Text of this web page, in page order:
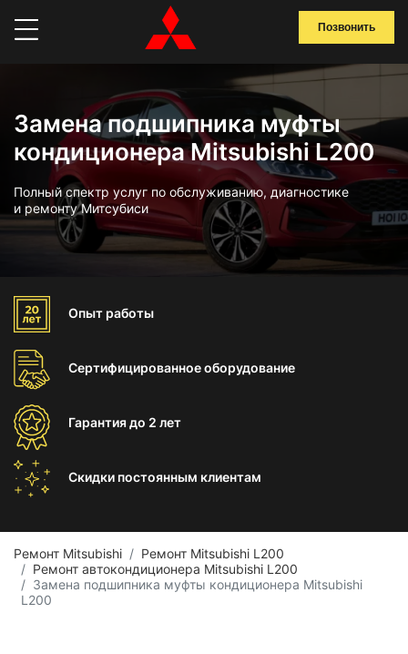
Позвонить
Замена подшипника муфты
кондиционера Mitsubishi L200
Полный спектр услуг по обслуживанию, диагностике
и ремонту Митсубиси
Опыт работы
Сертифицированноеоборудование
Гарантиядо 2 лет
Скидки постоянным клиентам
Ремонт Mitsubishi
Ремонт Mitsubishi L200
Ремонт автокондиционера Mitsubishi L200
Замена подшипника муфты кондиционера Mitsubishi
L200